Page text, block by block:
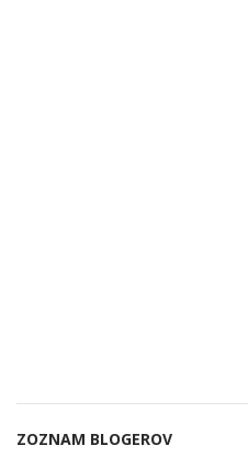
ZOZNAM BLOGEROV